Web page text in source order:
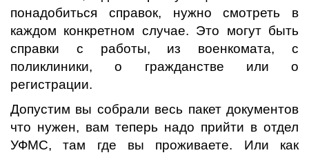
понадобиться справок, нужно смотреть в
каждом конкретном случае. Это могут быть
справки с работы, из военкомата, с
поликлиники, о гражданстве или о
регистрации.
Допустим вы собрали весь пакет документов
что нужен, вам теперь надо прийти в отдел
УФМС, там где вы проживаете. Или как